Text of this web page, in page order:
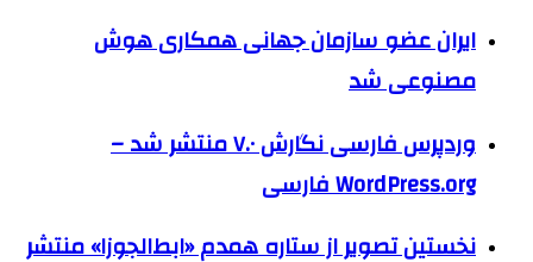
ایران عضو سازمان جهانی همکاری هوش
مصنوعی شد
وردپرس فارسی نگارش ۷.۰ منتشر شد –
WordPress.org فارسی
نخستین تصویر از ستاره همدم «ابط‌الجوزا» منتشر